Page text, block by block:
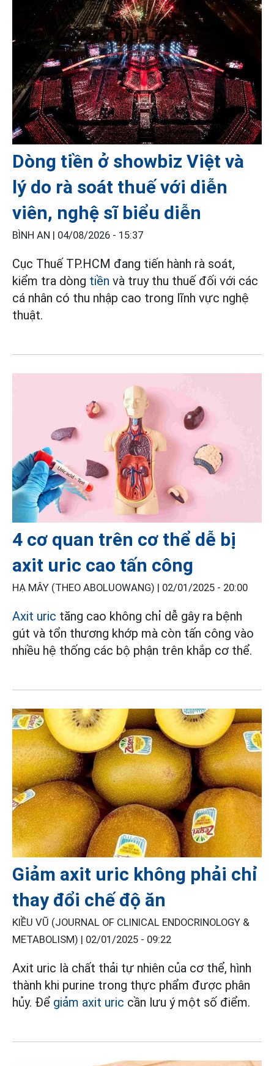
Dòng tiền ở showbiz Việt và
lý do rà soát thuế với diễn
viên, nghệ sĩ biểu diễn
BÌNH AN | 04/08/2026 - 15:37
Cục Thuế TP.HCM đang tiến hành rà soát,
kiểm tra dòng tiền và truy thu thuế đối với các
cá nhân có thu nhập cao trong lĩnh vực nghệ
thuật.
4 cơ quan trên cơ thể dễ bị
axit uric cao tấn công
HẠ MÂY (THEO ABOLUOWANG) | 02/01/2025 - 20:00
Axit uric tăng cao không chỉ dễ gây ra bệnh
gút và tổn thương khớp mà còn tấn công vào
nhiều hệ thống các bộ phận trên khắp cơ thể.
Giảm axit uric không phải chỉ
thay đổi chế độ ăn
KIỀU VŨ (JOURNAL OF CLINICAL ENDOCRINOLOGY &
METABOLISM) | 02/01/2025 - 09:22
Axit uric là chất thải tự nhiên của cơ thể, hình
thành khi purine trong thực phẩm được phân
hủy. Để giảm axit uric cần lưu ý một số điểm.